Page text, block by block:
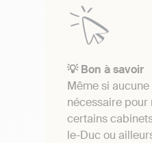
💡 Bon à savoir
Même si
nécessaire pour
certains
le-Duc ou